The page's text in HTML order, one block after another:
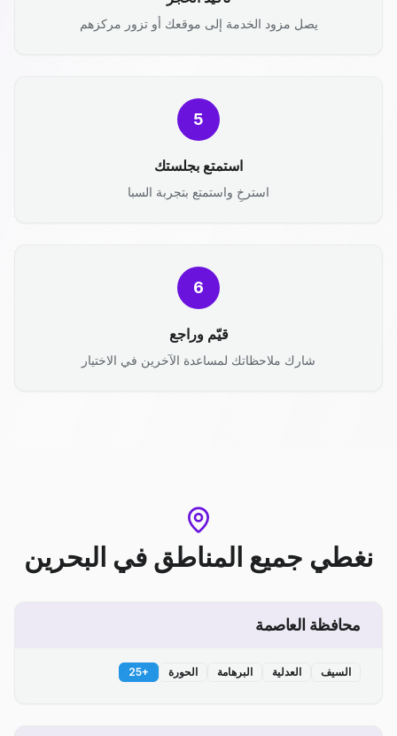
يصل مزود الخدمة إلى موقعك أو تزور مركزهم
5
استمتع بجلستك
استرخِ واستمتع بتجربة السبا
6
قيّم وراجع
شارك ملاحظاتك لمساعدة الآخرين في الاختيار
نغطي جميع المناطق في البحرين
محافظة العاصمة
السيف العدلية البرهامة الحورة +
25